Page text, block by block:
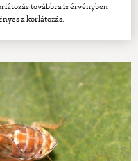
továbbra is érvényben
a korlátozás.